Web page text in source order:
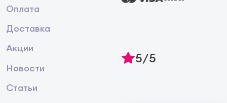
Оплата
Доставка
Акции
Новости
Статьи
5/5